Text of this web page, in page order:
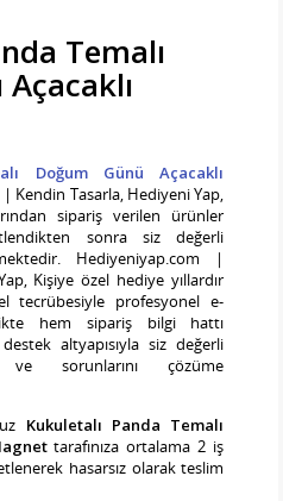
Temalı
Doğum Günü Açacaklı
Kendin Tasarla, Hediyeni Yap,
sipariş verilen ürünler
sonra siz değerli
Hediyeniyap.com |
Kişiye özel hediye yıllardır
tecrübesiyle profesyonel e-
hem sipariş bilgi hattı
altyapısıyla siz değerli
sorunlarını çözüme
Kukuletalı Panda Temalı
tarafınıza ortalama 2 iş
hasarsız olarak teslim